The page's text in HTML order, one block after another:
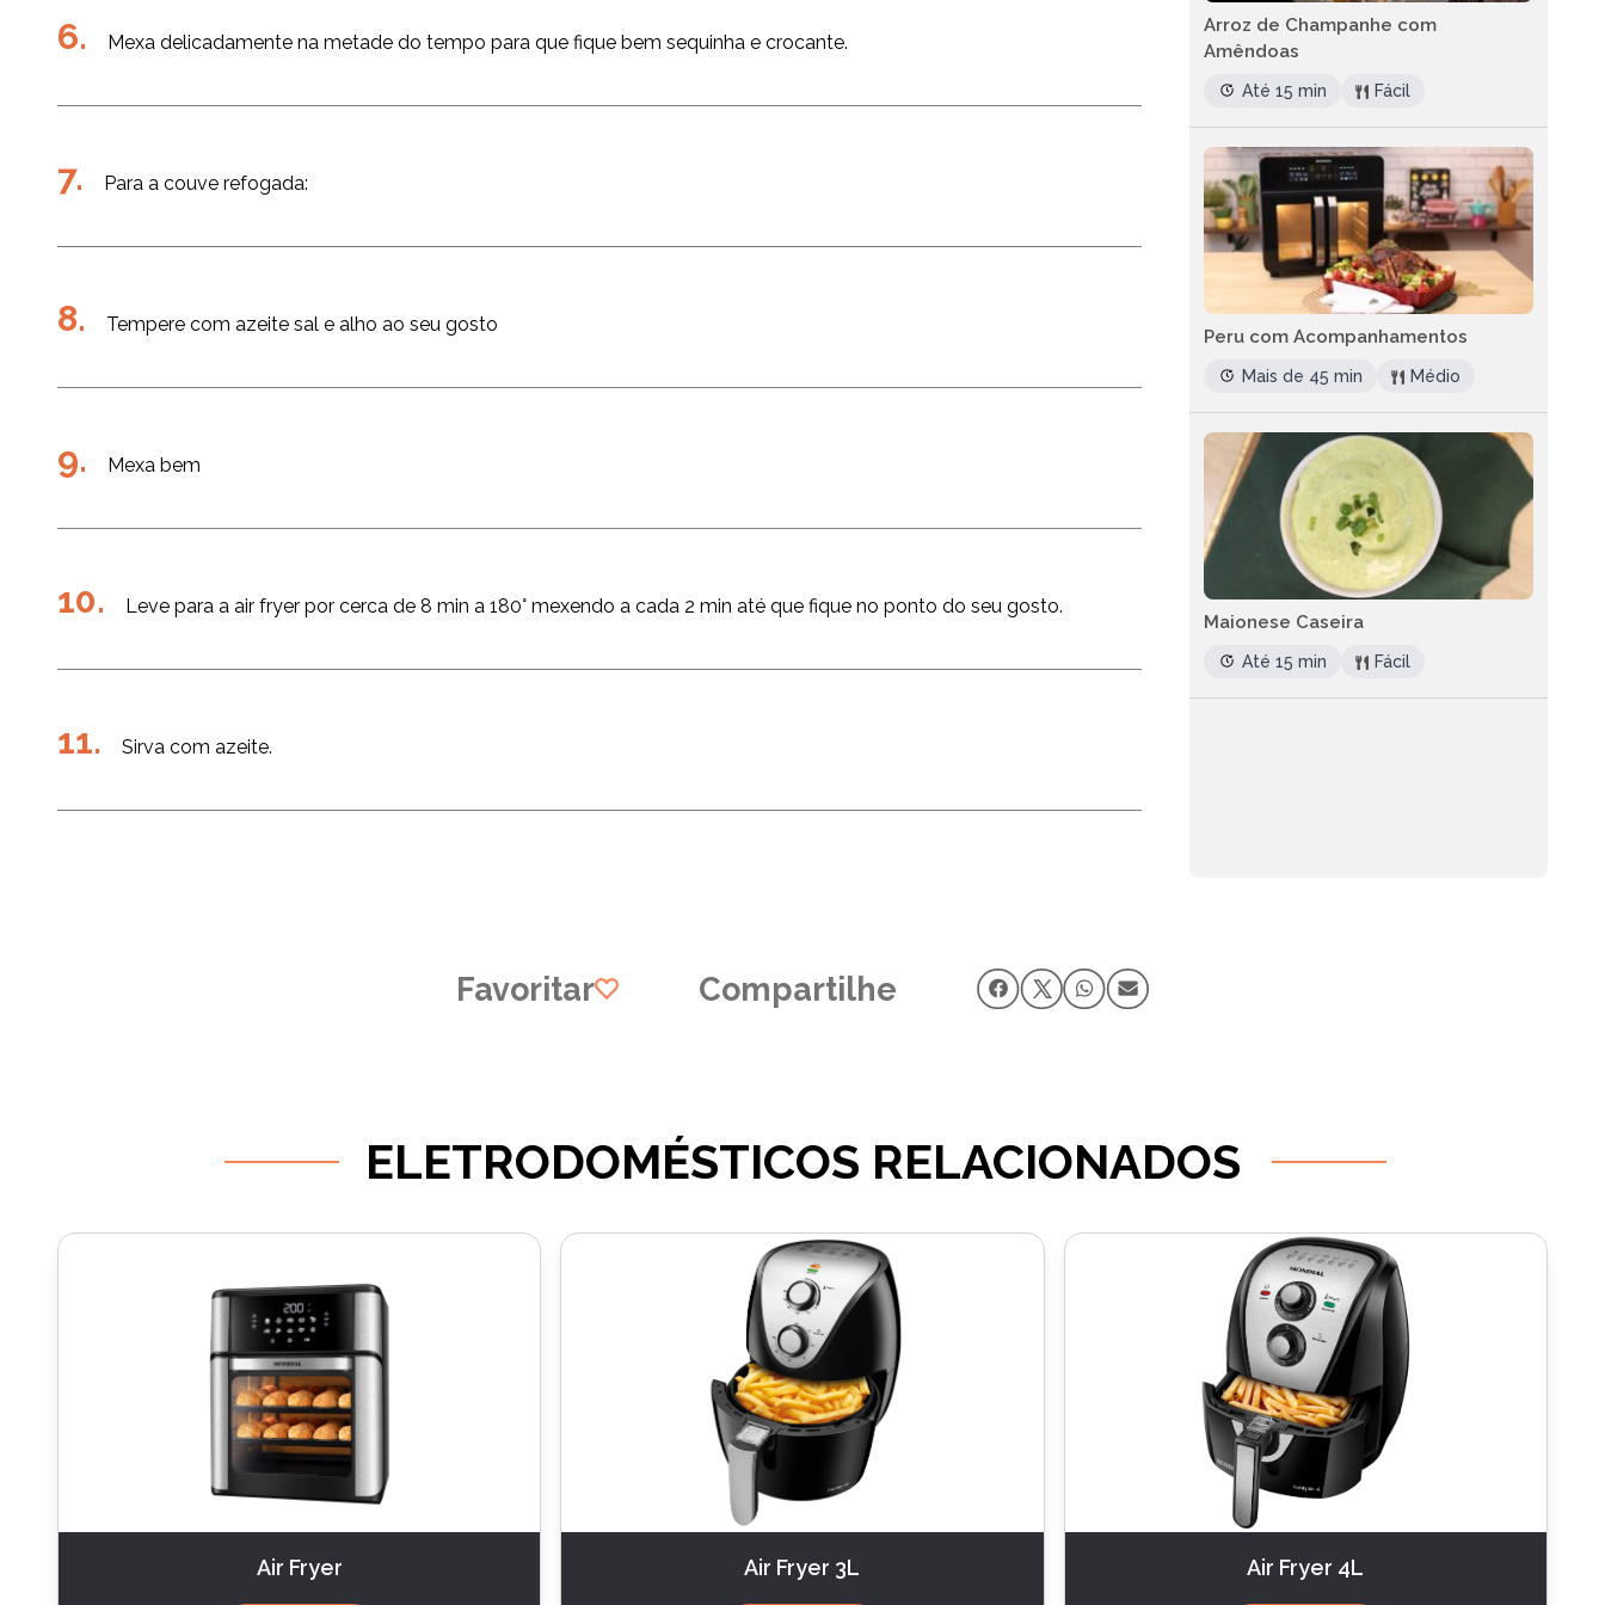
Mexa delicadamente na metade do tempo para que fique bem sequinha e crocante.
Para a couve refogada:
Tempere com azeite sal e alho ao seu gosto
Mexa bem
Leve para a air fryer por cerca de 8 min a 180° mexendo a cada 2 min até que fique no ponto do seu gosto.
Sirva com azeite.
Arroz de Champanhe com
Amêndoas
Até 15 min Fácil
Peru com Acompanhamentos
Mais de 45 min Médio
Maionese Caseira
Até 15 min Fácil
Favoritar Compartilhe
ELETRODOMÉSTICOS RELACIONADOS
Air Fryer Air Fryer 3L Air Fryer 4L